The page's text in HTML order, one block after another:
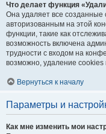
Что делает функция
Она удаляет все созданные
авторизованным на этой
функции, такие как
возможность включена
трудности с входом на
возможно, удаление
Вернуться к началу
Параметры и
Как мне изменить мои